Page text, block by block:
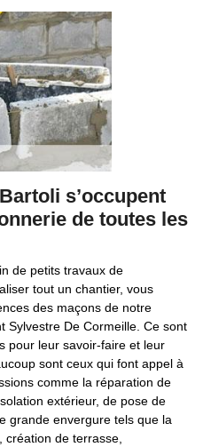
s’occupent
de toutes les
de petits travaux de
tout un chantier, vous
des maçons de notre
Sylvestre De Cormeille. Ce sont
pour leur savoir-faire et leur
sont ceux qui font appel à
comme la réparation de
extérieur, de pose de
grande envergure tels que la
de terrasse,